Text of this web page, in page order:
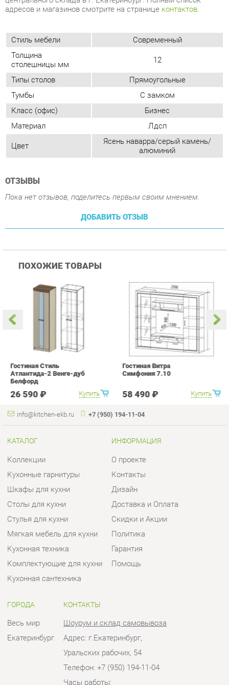
столешницы мм
12
Тумбы
С замком
Класс (офис)
Материал
Цвет
Ясень наварра/серый камень/
алюминий
ОТЗЫВЫ
Пока нет отзывов, поделитесь первым своим мнением.
ДОБАВИТЬ ОТЗЫВ
ПОХОЖИЕ ТОВАРЫ
Купить
Гостиная Стиль
Атлантида-2 Венге-дуб
26 590 ₽ Купить
Гостиная Витра
Симфония 7.10
58 490 ₽
info@kitchen-ekb.ru +7 (950) 194-11-04
КАТАЛОГ
Коллекции
Кухонные гарнитуры
Шкафы для кухни
Столы для кухни
Стулья для кухни
Мягкая мебель для кухни
Кухонная техника
Комплектующие для кухни
Кухонная сантехника
ИНФОРМАЦИЯ
Контакты
Дизайн
Доставка и Оплата
Скидки и Акции
Политика
Гарантия
Помощь
ГОРОДА
Отправить сообщение
© 2009-2026 Кухни Екатеринбург